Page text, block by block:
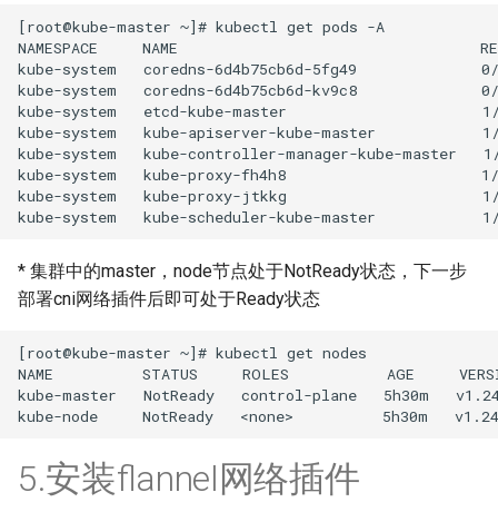
[root@kube-master ~]# kubectl get pods -A
NAMESPACE     NAME                                  READY
kube-system   coredns-6d4b75cb6d-5fg49
kube-system   coredns-6d4b75cb6d-kv9c8
kube-system   etcd-kube-master
kube-system   kube-apiserver-kube-master
kube-system   kube-controller-manager-kube-master
kube-system   kube-proxy-fh4h8
kube-system   kube-proxy-jtkkg
* 集群中的master，node节点处于NotReady状态，下一步
部署cni网络插件后即可处于Ready状态
[root@kube-master ~]# kubectl get nodes
NAME          STATUS     ROLES           AGE
kube-master   NotReady   control-plane   5h30m
5.安装flannel网络插件